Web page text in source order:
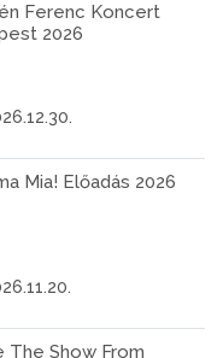
Ferenc Koncert
2026
Mia! Előadás 2026
The Show From